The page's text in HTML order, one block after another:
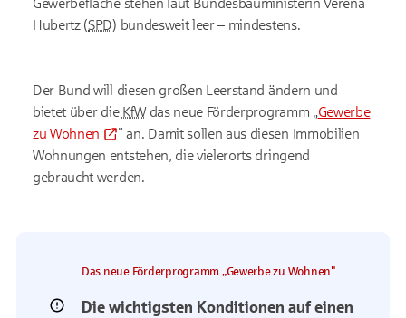
Gewerbefläche stehen laut Bundesbauministerin Verena
Hubertz (SPD) bundesweit leer – mindestens.
Der Bund will diesen großen Leerstand ändern und
bietet über die KfWdas neue Förderprogramm „Gewerbe
zu Wohnen
" an. Damit sollen aus diesen Immobilien
Wohnungen entstehen, die vielerorts dringend
gebraucht werden.
Das neue Förderprogramm „Gewerbe zu Wohnen"
Die wichtigsten Konditionen auf einen